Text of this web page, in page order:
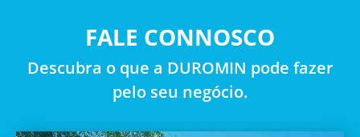
FALE CONNOSCO
Descubra o que a DUROMIN pode fazer
pelo seu negócio.